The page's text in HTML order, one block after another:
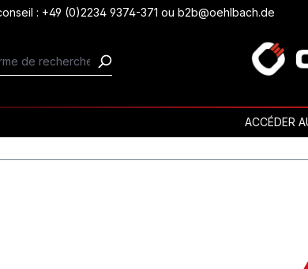
: +49 (0)2234 9374-371 ou b2b@oehlbach.de
ACCÉDER